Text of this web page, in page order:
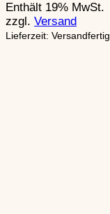
Enthält 19% MwSt.
zzgl. Versand
Lieferzeit: